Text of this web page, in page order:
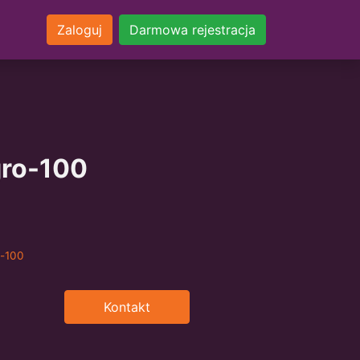
Zaloguj Darmowa rejestracja
100
100
Kontakt